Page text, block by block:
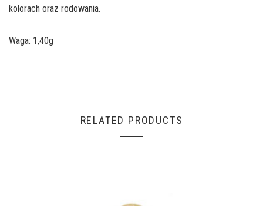
kolorach oraz rodowania.
Waga: 1,40g
RELATED PRODUCTS